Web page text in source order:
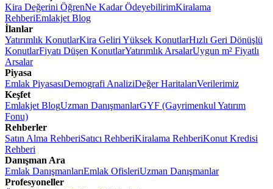
Kira Değerini ÖğrenNe Kadar ÖdeyebilirimKiralama
RehberiEmlakjet Blog
İlanlar
Yatırımlık KonutlarKira Geliri Yüksek KonutlarHızlı Geri Dönüşlü
KonutlarFiyatı Düşen KonutlarYatırımlık ArsalarUygun m² Fiyatlı
Arsalar
Piyasa
Emlak PiyasasıDemografi AnaliziDeğer HaritalarıVerilerimiz
Keşfet
Emlakjet BlogUzman DanışmanlarGYF (Gayrimenkul Yatırım
Fonu)
Rehberler
Satın Alma RehberiSatıcı RehberiKiralama RehberiKonut Kredisi
Rehberi
Danışman Ara
Emlak DanışmanlarıEmlak OfisleriUzman Danışmanlar
Profesyoneller